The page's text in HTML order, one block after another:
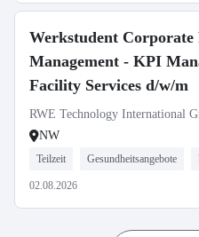
Werkstudent
Management - KPI
Facility Services d/w/m
RWE Technology International
NW
Teilzeit Gesundheitsangebote
02.08.2026